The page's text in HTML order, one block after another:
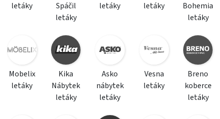
letáky
Spáčil
letáky
letáky
letáky
Bohemia
letáky
Mobelix
letáky
Kika
Nábytek
letáky
Asko
nábytek
letáky
Vesna
letáky
Breno
koberce
letáky